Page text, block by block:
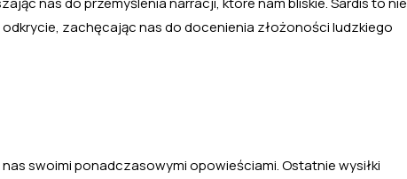
zachęcając nas do docenienia złożoności ludzkiego
swoimi ponadczasowymi opowieściami. Ostatnie wysiłki